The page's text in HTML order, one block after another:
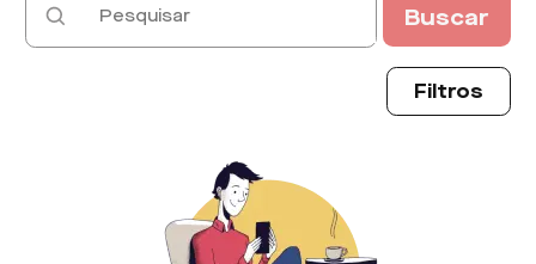
Buscar
Filtros